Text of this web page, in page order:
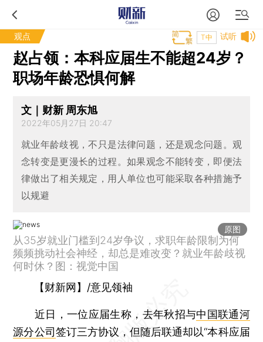
观点 试听
T中
赵占领：本科应届生不能超24岁？
职场年龄恐惧何解
文｜财新 周东旭
2022年05月27日 20:47
就业年龄歧视，不只是法律问题，还是观念问题。观
念转变是更漫长的过程。如果观念不能转变，即便法
律做出了相关规定，用人单位也可能采取各种措施予
以规避
原图
从35岁就业门槛到24岁争议，求职年龄限制为何
频频挑动社会神经，却总是难改变？就业年龄歧视
何时休？图：视觉中国
【财新网】/意见领袖
近日，一位应届生称，去年秋招与中国联通河
源分公司签订三方协议，但随后联通却以“本科应届